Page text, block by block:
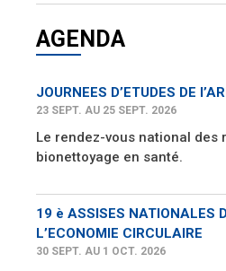
AGENDA
JOURNEES D’ETUDES DE
23 SEPT. AU 25 SEPT. 2026
Le rendez-vous national des
bionettoyage en santé.
19 è ASSISES NATIONALES
L’ECONOMIE CIRCULAIRE
30 SEPT. AU 1 OCT. 2026